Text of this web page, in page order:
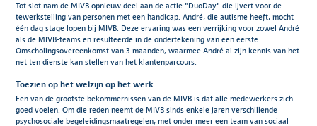
Tot slot nam de MIVB opnieuw deel aan de actie "DuoDay" die ijvert voor de
tewerkstelling van personen met een handicap. André, die autisme heeft, mocht
één dag stage lopen bij MIVB. Deze ervaring was een verrijking voor zowel André
als de MIVB-teams en resulteerde in de ondertekening van een eerste
Omscholingsovereenkomst van 3 maanden, waarmee André al zijn kennis van het
net ten dienste kan stellen van het klantenparcours.
Toezien op het welzijn op het werk
Een van de grootste bekommernissen van de MIVB is dat alle medewerkers zich
goed voelen. Om die reden neemt de MIVB sinds enkele jaren verschillende
psychosociale begeleidingsmaatregelen, met onder meer een team van sociaal